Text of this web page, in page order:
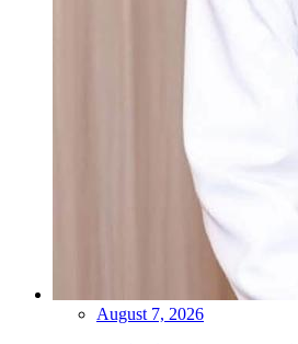
August 7, 2026